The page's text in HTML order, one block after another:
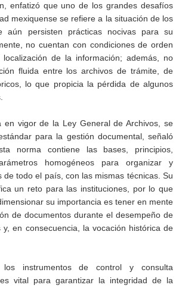
enfatizó que uno de los grandes desafíos
mexiquense se refiere a la situación de los
aún persisten prácticas nocivas para su
no cuentan con condiciones de orden
de la información; además, no
fluida entre los archivos de trámite, de
lo que propicia la pérdida de algunos
en vigor de la Ley General de Archivos, se
para la gestión documental, señaló
norma contiene las bases, principios,
homogéneos para organizar y
de todo el país, con las mismas técnicas. Su
un reto para las instituciones, por lo que
su importancia es tener en mente
de documentos durante el desempeño de
y, en consecuencia, la vocación histórica de
instrumentos de control y consulta
vital para garantizar la integridad de la